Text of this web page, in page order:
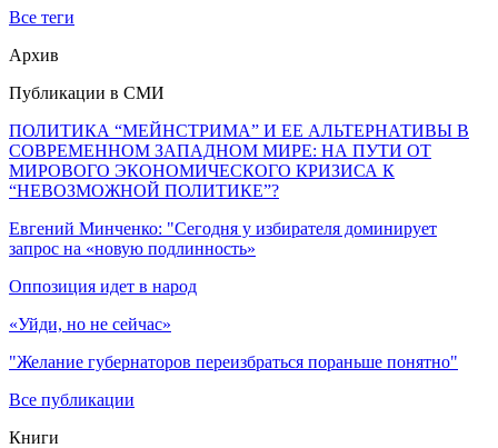
Все теги
Архив
Публикации в СМИ
ПОЛИТИКА “МЕЙНСТРИМА” И ЕЕ АЛЬТЕРНАТИВЫ В
СОВРЕМЕННОМ ЗАПАДНОМ МИРЕ: НА ПУТИ ОТ
МИРОВОГО ЭКОНОМИЧЕСКОГО КРИЗИСА К
“НЕВОЗМОЖНОЙ ПОЛИТИКЕ”?
Евгений Минченко: "Сегодня у избирателя доминирует
запрос на «новую подлинность»
Оппозиция идет в народ
«Уйди, но не сейчас»
"Желание губернаторов переизбраться пораньше понятно"
Все публикации
Книги